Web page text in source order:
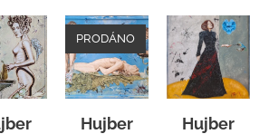
Hujber
PRODÁNO
Hujber